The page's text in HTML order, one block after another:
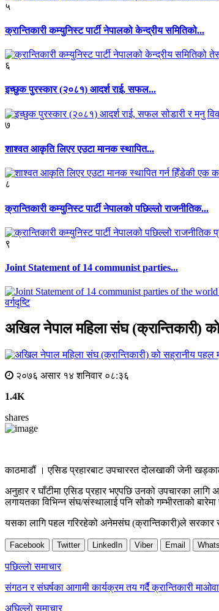
५
क्रान्तिकारी कम्युनिस्ट पार्टी नेपालको केन्द्रीय समितिको...
६
इच्छुक पुरस्कार (२०८१) आदर्श राई, सफल...
७
शाश्वत आकृति लिएर एउटा मानक स्थापित...
८
क्रान्तिकारी कम्युनिस्ट पार्टी नेपालको पछिल्लो राजनीतिक...
९
Joint Statement of 14 communist parties...
वर्गदृष्टि
अखिल नेपाल महिला संघ (क्रान्तिकारी)
२०७६ असार १४ शनिवार ०८:३६
1.4K
shares
काठमाडौं । एसिड प्रहारबाट उपचाररत दोलखाकी जेनी
अनुहार र घाँटीमा एसिड प्रहार भएपछि उनको उपचारका
लगायतका विभिन्न संघ/संस्थालाई पनि सोको गम्भीरताको
यसका लागि पहल गरिरहेको अनेमसंघ (क्रान्तिकारी)ले सरकार
Facebook Twitter LinkedIn Viber Email
Post
navigation
पछिल्लाे समाचार
संगठन र संघर्षका आगामी कार्यक्रम तय गर्दै क्रान्तिकारी
अघिल्लाे समाचार